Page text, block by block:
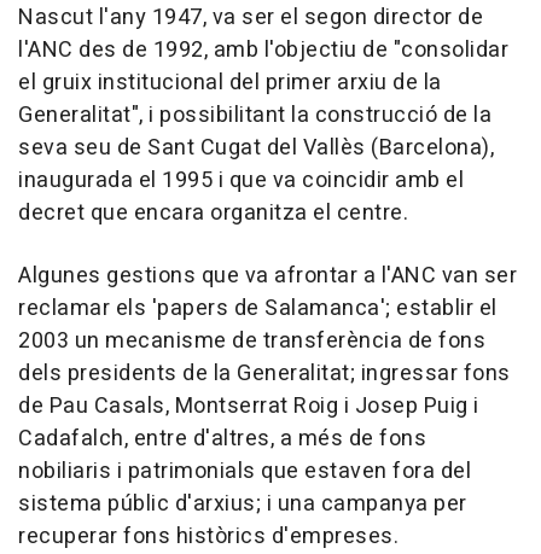
Nascut l'any 1947, va ser el segon director de
l'ANC des de 1992, amb l'objectiu de "consolidar
el gruix institucional del primer arxiu de la
Generalitat", i possibilitant la construcció de la
seva seu de Sant Cugat del Vallès (Barcelona),
inaugurada el 1995 i que va coincidir amb el
decret que encara organitza el centre.
Algunes gestions que va afrontar a l'ANC van ser
reclamar els 'papers de Salamanca'; establir el
2003 un mecanisme de transferència de fons
dels presidents de la Generalitat; ingressar fons
de Pau Casals, Montserrat Roig i Josep Puig i
Cadafalch, entre d'altres, a més de fons
nobiliaris i patrimonials que estaven fora del
sistema públic d'arxius; i una campanya per
recuperar fons històrics d'empreses.